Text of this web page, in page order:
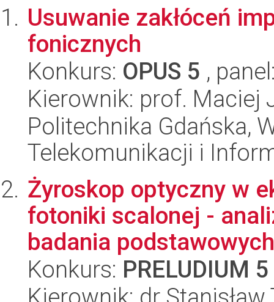
Usuwanie zakłóceń
fonicznych
Konkurs: OPUS 5 ,
Kierownik: prof. Maciej
Politechnika Gdańska,
Telekomunikacji i
Żyroskop optyczny w
fotoniki scalonej -
badania
Konkurs: PRELUDIUM 5